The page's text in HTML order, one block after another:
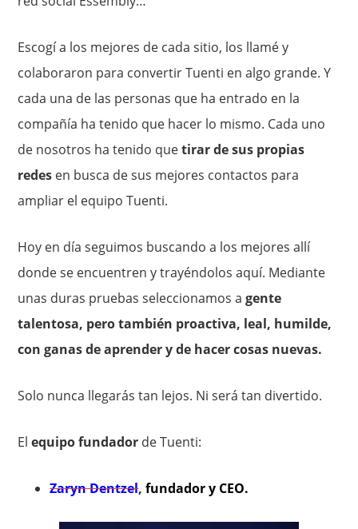
Escogí a los mejores de cada sitio, los llamé y
colaboraron para convertir Tuenti en algo grande. Y
cada una de las personas que ha entrado en la
compañía ha tenido que hacer lo mismo. Cada uno
de nosotros ha tenido quetirar de sus propias
redes en busca de sus mejores contactos para
ampliar el equipo Tuenti.
Hoy en día seguimos buscando a los mejores allí
donde se encuentren y trayéndolos aquí. Mediante
unas duras pruebas seleccionamos agente
talentosa, pero también proactiva, leal, humilde,
con ganas de aprender y de hacer cosas nuevas.
Solo nunca llegarás tan lejos. Ni será tan divertido.
Elequipo fundador de Tuenti:
Zaryn Dentzel, fundador y CEO.